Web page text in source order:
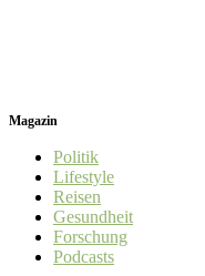
Magazin
Politik
Lifestyle
Reisen
Gesundheit
Forschung
Podcasts